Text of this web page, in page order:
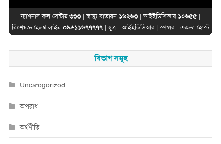
ন্যাশনাল কল সেন্টার৩৩৩ | স্বাস্থ্য বাতায়ন ১৬২৬৩ | আইইডিসিআর ১০৬৫৫|
বিশেষজ্ঞ হেলথ লাইন ০৯৬১১৬৭৭৭৭৭| সূত্র -আইইডিসিআর| স্পন্সর - একতা হোস্ট
বিভাগ সমূহ
Uncategorized
অপরাধ
অর্থণীতি